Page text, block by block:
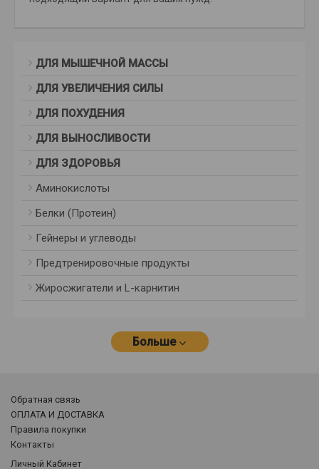
ДЛЯ МЫШЕЧНОЙ МАССЫ
ДЛЯ УВЕЛИЧЕНИЯ СИЛЫ
ДЛЯ ПОХУДЕНИЯ
ДЛЯ ВЫНОСЛИВОСТИ
ДЛЯ ЗДОРОВЬЯ
Аминокислоты
Белки (Протеин)
Гейнеры и углеводы
Предтренировочные продукты
Жиросжигатели и L-карнитин
Больше
Обратная связь
ОПЛАТА И ДОСТАВКА
Правила покупки
Контакты
Личный Кабинет